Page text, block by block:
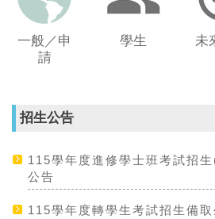
一般／申
請
學生 未
招生公告
115學年度進修學士班考試招
公告
115學年度轉學生考試招生備